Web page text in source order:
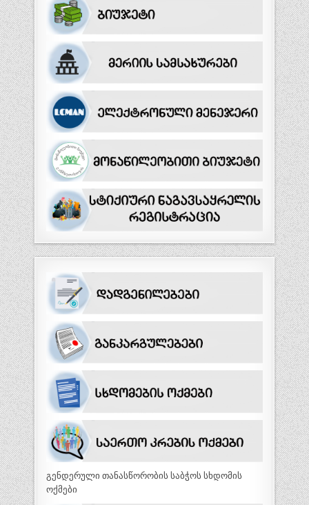
გენდერული თანასწორობის საბჭოს სხდომის
ოქმები